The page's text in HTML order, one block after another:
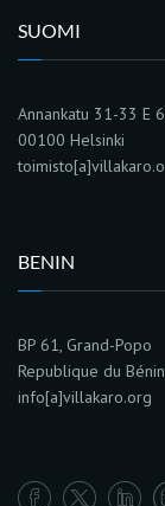
SUOMI
Annankatu 31-33 E
00100 Helsinki
BENIN
BP 61, Grand-Popo
Republique du Bénin
info[a]villakaro.org